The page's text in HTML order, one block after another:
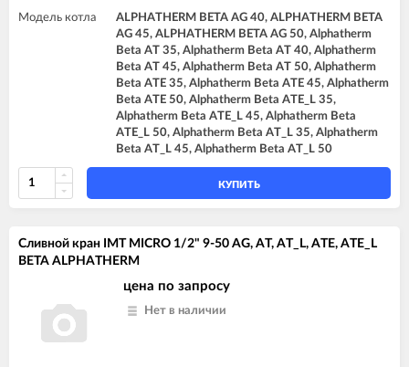
Модель котла
ALPHATHERM BETA AG 40, ALPHATHERM BETA
AG 45, ALPHATHERM BETA AG 50, Alphatherm
Beta AT 35, Alphatherm Beta AT 40, Alphatherm
Beta AT 45, Alphatherm Beta AT 50, Alphatherm
Beta ATE 35, Alphatherm Beta ATE 45, Alphatherm
Beta ATE 50, Alphatherm Beta ATE_L 35,
Alphatherm Beta ATE_L 45, Alphatherm Beta
ATE_L 50, Alphatherm Beta AT_L 35, Alphatherm
Beta AT_L 45, Alphatherm Beta AT_L 50
КУПИТЬ
Сливной кран IMT MICRO 1/2" 9-50 AG, AT, AT_L, ATE, ATE_L
BETA ALPHATHERM
цена по запросу
Нет в наличии